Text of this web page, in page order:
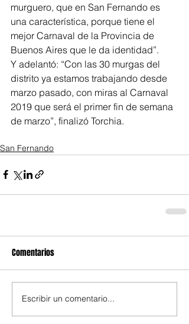
murguero, que en San Fernando es
una característica, porque tiene el
mejor Carnaval de la Provincia de
Buenos Aires que le da identidad”.
Y adelantó: “Con las 30 murgas del
distrito ya estamos trabajando desde
marzo pasado, con miras al Carnaval
2019 que será el primer fin de semana
de marzo”, finalizó Torchia.
San Fernando
Comentarios
Escribir un comentario...